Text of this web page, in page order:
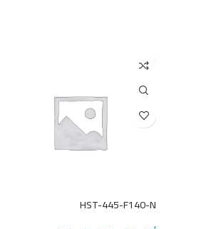
HST-445-F140-N